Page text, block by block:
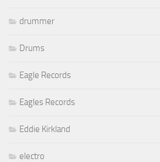
drummer
Drums
Eagle Records
Eagles Records
Eddie Kirkland
electro